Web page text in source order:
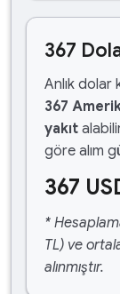
367
Anlık dolar
367
yakıt
göre alım
367
*
TL) ve
alınmıştır.